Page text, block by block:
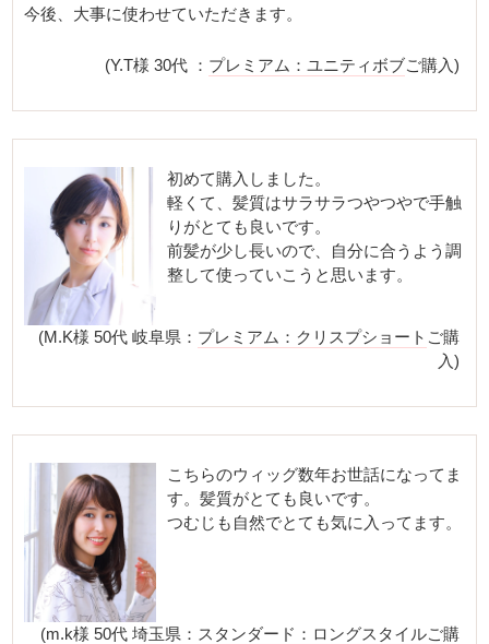
今後、大事に使わせていただきます。
(Y.T様 30代 ： プレミアム：ユニティボブご購入)
初めて購入しました。
軽くて、髪質はサラサラつやつやで手触
りがとても良いです。
前髪が少し長いので、自分に合うよう調
整して使っていこうと思います。
(M.K様 50代 岐阜県： プレミアム：クリスプショート ご購
入)
こちらのウィッグ数年お世話になってま
す。髪質がとても良いです。
つむじも自然でとても気に入ってます。
(m.k様 50代 埼玉県： スタンダード：ロングスタイルご購